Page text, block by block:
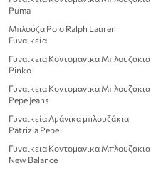
Puma
Μπλούζα Polo Ralph Lauren
Γυναικεία
Γυναικεια Κοντομανικα Μπλουζακια
Pinko
Γυναικεια Κοντομανικα Μπλουζακια
Pepe Jeans
Γυναικεία Αμάνικα μπλουζάκια
Patrizia Pepe
Γυναικεια Κοντομανικα Μπλουζακια
New Balance